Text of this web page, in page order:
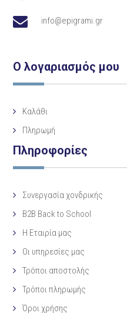
info@epigrami.gr
Ο λογαριασμός μου
Καλάθι
Πληρωμή
Πληροφορίες
Συνεργασία χονδρικής
B2B Back to School
Η Eταιρία μας
Οι υπηρεσίες μας
Τρόποι αποστολής
Τρόποι πληρωμής
Όροι χρήσης